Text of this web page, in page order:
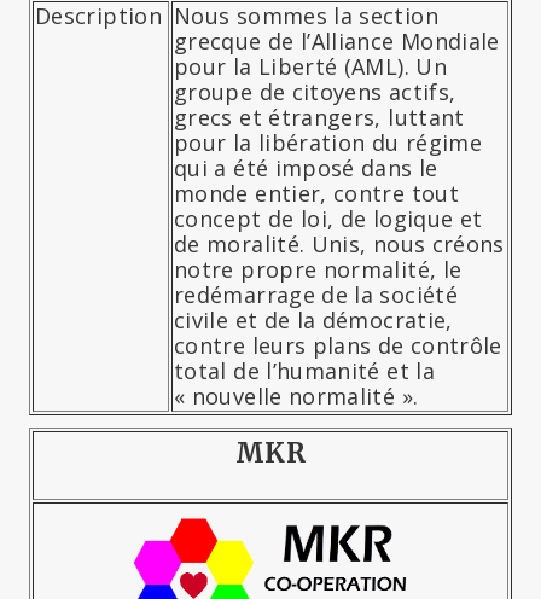
Description Nous sommes la section
grecque de l’Alliance Mondiale
pour la Liberté (AML). Un
groupe de citoyens actifs,
grecs et étrangers, luttant
pour la libération du régime
qui a été imposé dans le
monde entier, contre tout
concept de loi, de logique et
de moralité. Unis, nous créons
notre propre normalité, le
redémarrage de la société
civile et de la démocratie,
contre leurs plans de contrôle
total de l’humanité et la
« nouvelle normalité ».
MKR